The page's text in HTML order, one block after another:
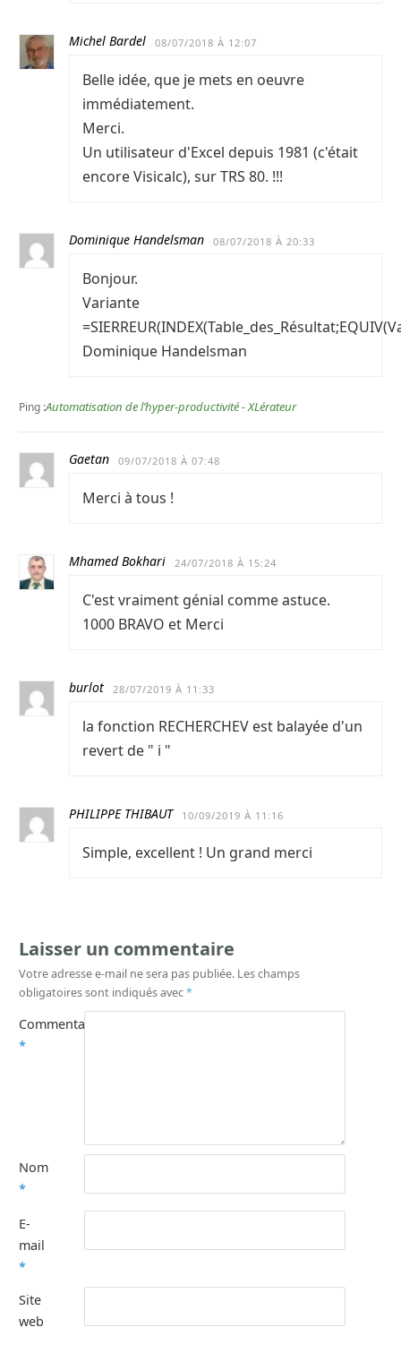
Michel Bardel 08/07/2018 À 12:07
Belle idée, que je mets en oeuvre
immédiatement.
Merci.
Un utilisateur d'Excel depuis 1981 (c'était
encore Visicalc), sur TRS 80. !!!
Dominique Handelsman 08/07/2018 À 20:33
Bonjour.
Variante
Dominique Handelsman
Ping :Automatisation de l’hyper-productivité - XLérateur
Gaetan 09/07/2018 À 07:48
Merci à tous !
Mhamed Bokhari 24/07/2018 À 15:24
C'est vraiment génial comme astuce.
1000 BRAVO et Merci
burlot 28/07/2019 À 11:33
la fonction RECHERCHEV est balayée d'un
revert de " i "
PHILIPPE THIBAUT 10/09/2019 À 11:16
Simple, excellent ! Un grand merci
Laisser un commentaire
Votre adresse e-mail ne sera pas publiée. Les champs
obligatoires sont indiqués avec*
Commentaire
*
Nom
*
E-
mail
*
Site
web